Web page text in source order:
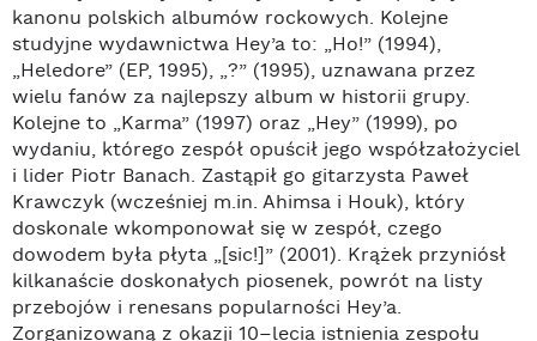
kanonu polskich albumów rockowych. Kolejne
studyjne wydawnictwa Hey’a to: „Ho!” (1994),
„Heledore” (EP, 1995), „?” (1995), uznawana przez
wielu fanów za najlepszy album w historii grupy.
Kolejne to „Karma” (1997) oraz „Hey” (1999), po
wydaniu, którego zespół opuścił jego współzałożyciel
i lider Piotr Banach. Zastąpił go gitarzysta Paweł
Krawczyk (wcześniej m.in. Ahimsa i Houk), który
doskonale wkomponował się w zespół, czego
dowodem była płyta „[sic!]” (2001). Krążek przyniósł
kilkanaście doskonałych piosenek, powrót na listy
przebojów i renesans popularności Hey’a.
Zorganizowaną z okazji 10–lecia istnienia zespołu